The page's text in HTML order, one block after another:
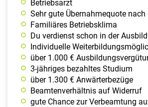
Betriebsarzt
Sehr gute Übernahmequote
Familiäres Betriebsklima
Du verdienst schon in der
Individuelle
über 1.000 €
3-jähriges bezahltes Studium
über 1.300 € Anwärterbezüge
Beamtenverhältnis auf Widerruf
gute Chance zur Verbeamtung